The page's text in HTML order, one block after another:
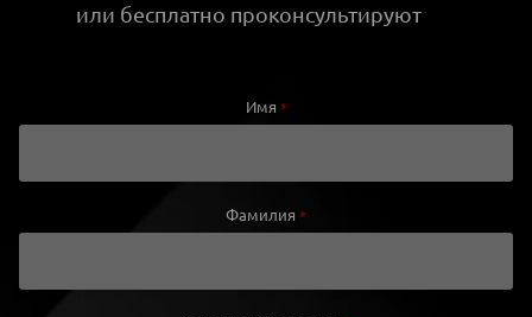
или бесплатно проконсультируют
Имя *
Фамилия *